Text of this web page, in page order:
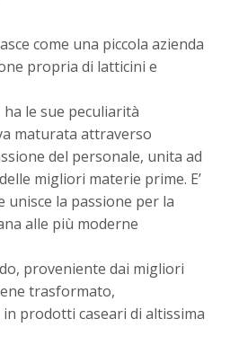
come una piccola azienda
propria di latticini e
le sue peculiarità
maturata attraverso
del personale, unita ad
migliori materie prime. E’
unisce la passione per la
alle più moderne
proveniente dai migliori
trasformato,
prodotti caseari di altissima